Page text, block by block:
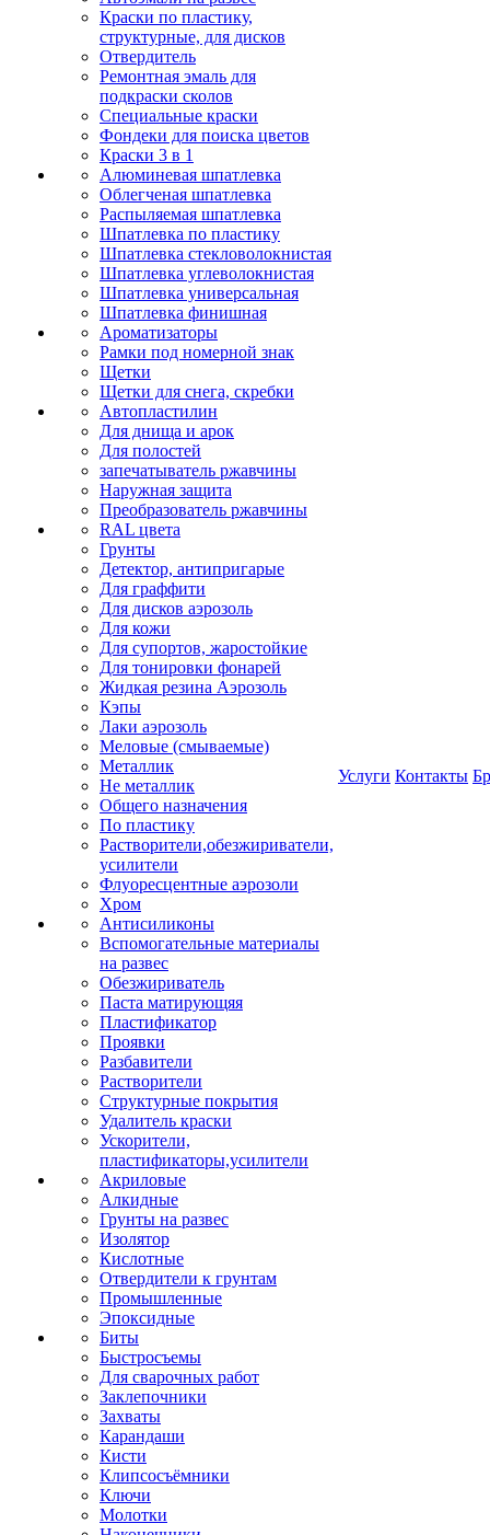
Краски по пластику,
структурные, для дисков
Отвердитель
Ремонтная эмаль для
подкраски сколов
Специальные краски
Фондеки для поиска цветов
Краски 3 в 1
Алюминевая шпатлевка
Облегченая шпатлевка
Распыляемая шпатлевка
Шпатлевка по пластику
Шпатлевка стекловолокнистая
Шпатлевка углеволокнистая
Шпатлевка универсальная
Шпатлевка финишная
Ароматизаторы
Рамки под номерной знак
Щетки
Щетки для снега, скребки
Автопластилин
Для днища и арок
Для полостей
запечатыватель ржавчины
Наружная защита
Преобразователь ржавчины
RAL цвета
Грунты
Детектор, антипригарые
Для граффити
Для дисков аэрозоль
Для кожи
Для супортов, жаростойкие
Для тонировки фонарей
Жидкая резина Аэрозоль
Кэпы
Лаки аэрозоль
Меловые (смываемые)
Металлик
Не металлик
Общего назначения
По пластику
Растворители,обезжириватели,
усилители
Флуоресцентные аэрозоли
Хром
Антисиликоны
Вспомогательные материалы
на развес
Обезжириватель
Паста матирующяя
Пластификатор
Проявки
Разбавители
Растворители
Структурные покрытия
Удалитель краски
Ускорители,
пластификаторы,усилители
Акриловые
Алкидные
Грунты на развес
Изолятор
Кислотные
Отвердители к грунтам
Промышленные
Эпоксидные
Биты
Быстросъемы
Для сварочных работ
Заклепочники
Захваты
Карандаши
Кисти
Клипсосъёмники
Ключи
Молотки
Услуги Контакты